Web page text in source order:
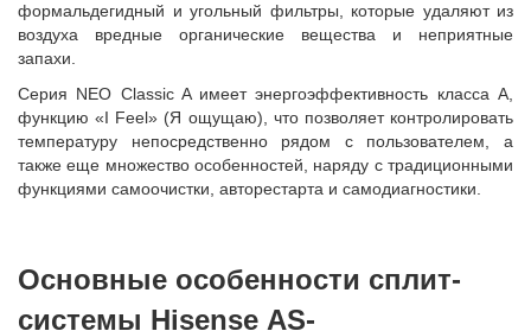
формальдегидный и угольный фильтры, которые удаляют из
воздуха вредные органические вещества и неприятные
запахи.
Серия NEO Classic A имеет энергоэффективность класса А,
функцию «I Feel» (Я ощущаю), что позволяет контролировать
температуру непосредственно рядом с пользователем, а
также еще множество особенностей, наряду с традиционными
функциями самоочистки, авторестарта и самодиагностики.
Основные особенности сплит-
системы Hisense AS-